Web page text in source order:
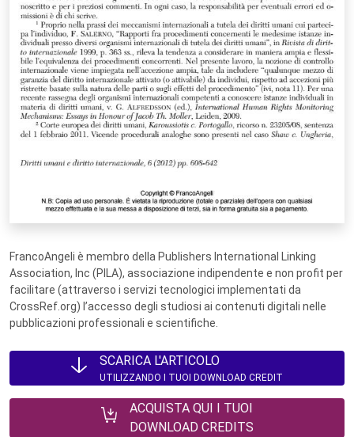
FrancoAngeli è membro della Publishers International Linking
Association, Inc (PILA), associazione indipendente e non profit per
facilitare (attraverso i servizi tecnologici implementati da
CrossRef.org) l’accesso degli studiosi ai contenuti digitali nelle
pubblicazioni professionali e scientifiche.
SCARICA L'ARTICOLO
UTILIZZANDO I TUOI DOWNLOAD CREDIT
ACQUISTA QUI I TUOI
DOWNLOAD CREDITS